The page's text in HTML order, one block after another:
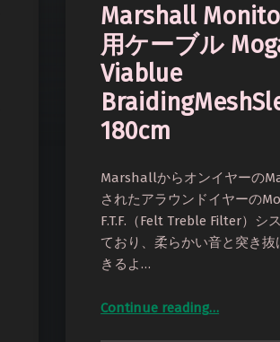
Marshall
用ケーブル
Viablue
180cm
Marshallからオンイヤーの
されたアラウンドイヤーの
F.T.F.（Felt Treble Filter）シ
ており、柔らかい音と突き
きるよ…
Continue reading“Marshall Monitor Black用ケーブル Mogami2534 Viablue BraidingMeshSleeve Red 180cm”
…